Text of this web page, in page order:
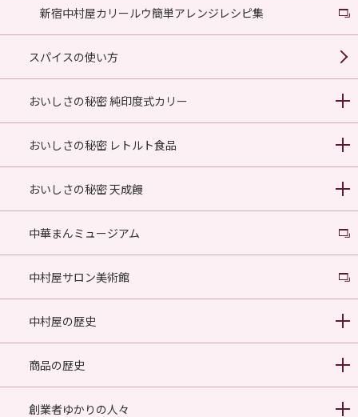
新宿中村屋カリールウ簡単アレンジレシピ集
スパイスの使い方
おいしさの秘密 純印度式カリー
おいしさの秘密 レトルト食品
おいしさの秘密 天成饅
中華まんミュージアム
中村屋サロン美術館
中村屋の歴史
商品の歴史
創業者ゆかりの人々